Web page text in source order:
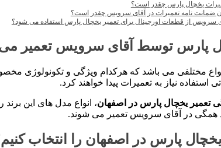
یخچال پارس چقدر است؟
ضمانت نامه تعمیرات در آقای سرویس چقدر است؟
سرویس از قطعات اورجینال برای تعمیر یخچال پارس استفاده می شود؟
پارس توسط آقای سرویس تعمیر
مختلفی می باشد که هرکدام ویژگی و تکونولوژی
نیاز به تعمیرات پیدا خواهند کرد.
تعمیر یخچال پارس در اصفهان، انواع مدل های این
همگی در آقای سرویس تعمیر می شوند.
پارس در اصفهان را انتخاب